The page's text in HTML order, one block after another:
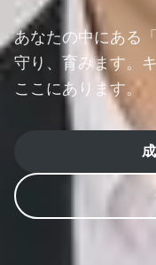
あなたの中にある
守り、育みます。
ここにあります。